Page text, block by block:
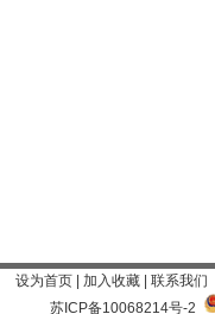
设为首页 加入收藏 联系我们
苏ICP备10068214号-2